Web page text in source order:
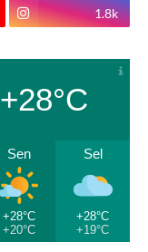
1.8k
+28°C
Sen
+28°C
+20°C
Sel
+28°C
+19°C